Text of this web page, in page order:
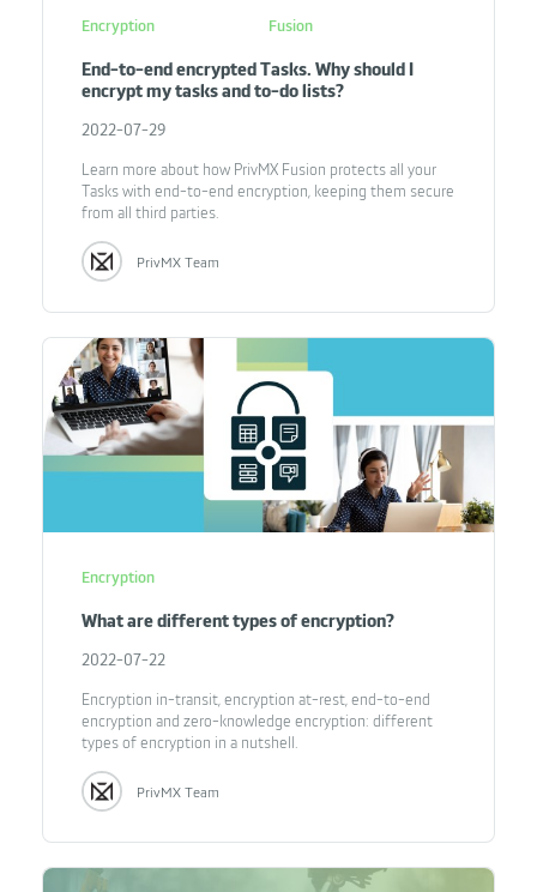
Encryption Fusion
End-to-end encrypted Tasks. Why should I
encrypt my tasks and to-do lists?
2022-07-29
Learn more about how PrivMX Fusion protects all your
Tasks with end-to-end encryption, keeping them secure
from all third parties.
PrivMX Team
Encryption
What are different types of encryption?
2022-07-22
Encryption in-transit, encryption at-rest, end-to-end
encryption and zero-knowledge encryption: different
types of encryption in a nutshell.
PrivMX Team